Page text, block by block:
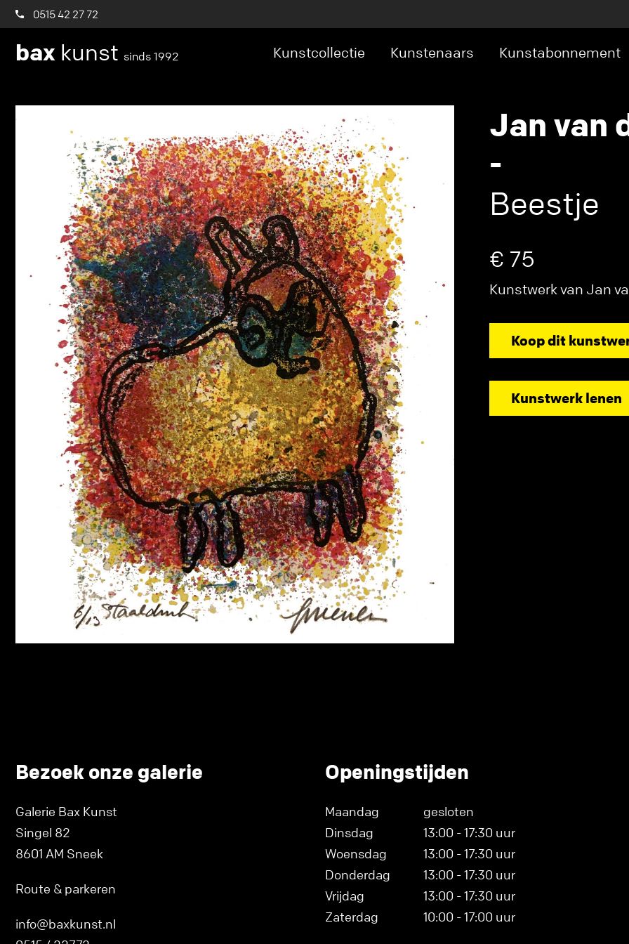
0515 42 27 72
bax kunst sinds 1992 Kunstcollectie Kunstenaars Kunstabonnement
Jan van
-
Beestje
€ 75
Kunstwerk van Jan
Koop dit
Kunstwerk lenen
Bezoek onze galerie
Galerie Bax Kunst
Singel 82
8601 AM Sneek
Route & parkeren
info@baxkunst.nl
Openingstijden
Maandag
gesloten
Dinsdag
13:00 - 17:30 uur
Woensdag
13:00 - 17:30 uur
Donderdag
13:00 - 17:30 uur
Vrijdag
13:00 - 17:30 uur
Zaterdag
10:00 - 17:00 uur